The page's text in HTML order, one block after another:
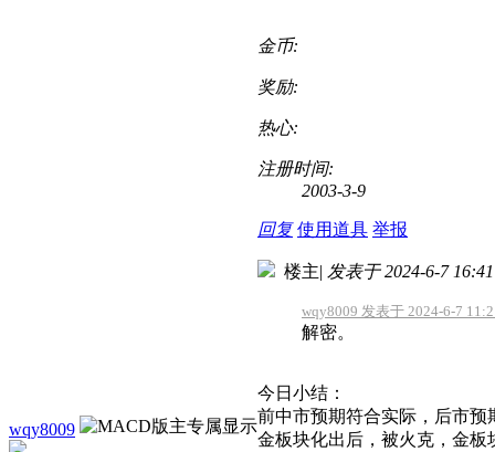
金币:
奖励:
热心:
注册时间:
2003-3-9
回复 使用道具 举报
wqy8009
楼主| 发表于 2024-6-7 16:41
wqy8009 发表于 2024-6-7
解密。
今日小结：
前中市预期符合实际，后市预
金板块化出后，被火克，金板